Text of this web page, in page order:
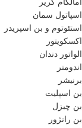
آمالگام کریر
اسپاتول سمان
استئوتوم و بن اسپریدر
اکسکویتور
الواتور دندان
اندومتر
برنیشر
بن اسپلیت
بن چیزل
بن رانژور